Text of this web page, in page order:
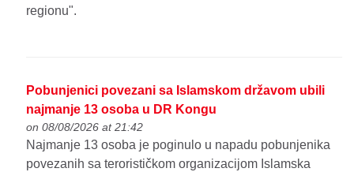
regionu".
Pobunjenici povezani sa Islamskom državom ubili
najmanje 13 osoba u DR Kongu
on 08/08/2026 at 21:42
Najmanje 13 osoba je poginulo u napadu pobunjenika
povezanih sa terorističkom organizacijom Islamska